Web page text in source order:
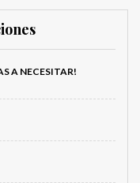
A NECESITAR!